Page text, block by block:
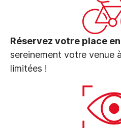
Réservez votre place
sereinement votre venue
limitées !